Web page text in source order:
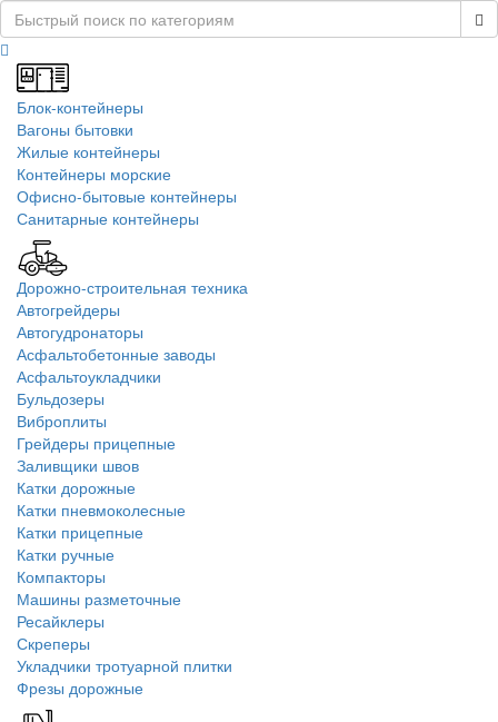
Блок-контейнеры
Вагоны бытовки
Жилые контейнеры
Контейнеры морские
Офисно-бытовые контейнеры
Санитарные контейнеры
Дорожно-строительная техника
Автогрейдеры
Автогудронаторы
Асфальтобетонные заводы
Асфальтоукладчики
Бульдозеры
Виброплиты
Грейдеры прицепные
Заливщики швов
Катки дорожные
Катки пневмоколесные
Катки прицепные
Катки ручные
Компакторы
Машины разметочные
Ресайклеры
Скреперы
Укладчики тротуарной плитки
Фрезы дорожные